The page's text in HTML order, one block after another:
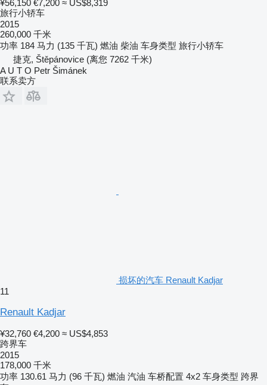
¥56,150 €7,200 ≈ US$8,319
旅行小轿车
2015
260,000 千米
功率 184 马力 (135 千瓦) 燃油 柴油 车身类型 旅行小轿车
捷克, Štěpánovice (离您 7262 千米)
A U T O Petr Šimánek
联系卖方
损坏的汽车 Renault Kadjar
11
Renault Kadjar
¥32,760 €4,200 ≈ US$4,853
跨界车
2015
178,000 千米
功率 130.61 马力 (96 千瓦) 燃油 汽油 车桥配置 4x2 车身类型 跨界